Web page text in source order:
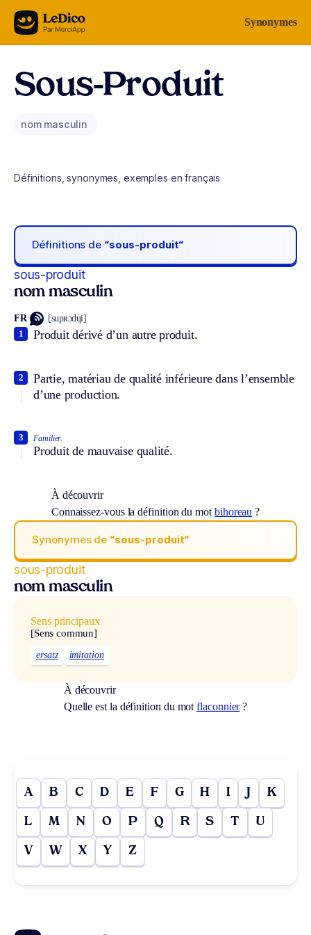
Aller au contenu Synonymes
Sous-Produit
nom masculin
Définitions, synonymes, exemples en français
Définitions de “sous-produit“
sous-produit
nom masculin
FR [supʀɔdɥi]
Produit dérivé d’un autre produit.
1
Partie, matériau de qualité inférieure dans l’ensemble
d’une production.
2
Familier.
Produit de mauvaise qualité.
3
À découvrir
Connaissez-vous la définition du mot bihoreau ?
Synonymes de “sous-produit“
sous-produit
nom masculin
Sens principaux
[Sens commun]
ersatz imitation
À découvrir
Quelle est la définition du motflaconnier?
A B C D E F G H I J K
L M N O P Q R S T U
V W X Y Z